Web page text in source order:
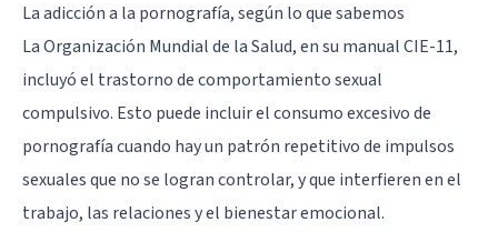
La adicción a la pornografía, según lo que sabemos
La Organización Mundial de la Salud, en su manual CIE-11,
incluyó el trastorno de comportamiento sexual
compulsivo. Esto puede incluir el consumo excesivo de
pornografía cuando hay un patrón repetitivo de impulsos
sexuales que no se logran controlar, y que interfieren en el
trabajo, las relaciones y el bienestar emocional.